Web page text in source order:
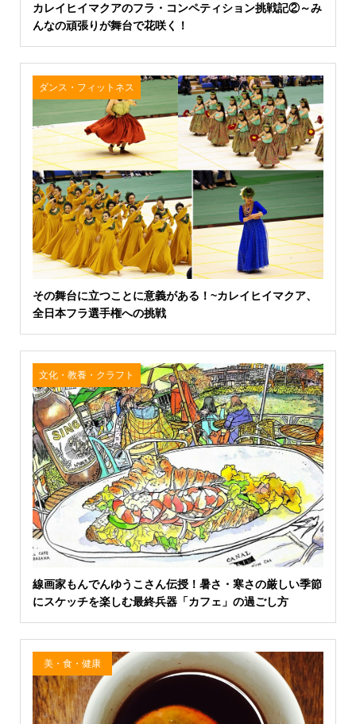
カレイヒイマクアのフラ・コンペティション挑戦記②～み
んなの頑張りが舞台で花咲く！
ダンス・フィットネス
その舞台に立つことに意義がある！~カレイヒイマクア、
全日本フラ選手権への挑戦
文化・教養・クラフト
線画家もんでんゆうこさん伝授！暑さ・寒さの厳しい季節
にスケッチを楽しむ最終兵器「カフェ」の過ごし方
美・食・健康